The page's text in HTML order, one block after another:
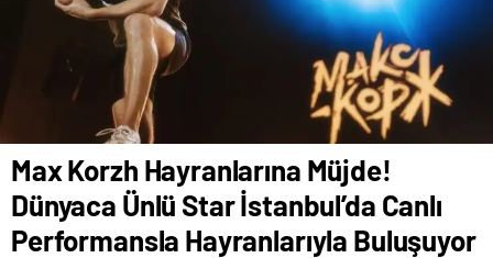
Max Korzh Hayranlarına Müjde!
Dünyaca Ünlü Star İstanbul’da Canlı
Performansla Hayranlarıyla Buluşuyor